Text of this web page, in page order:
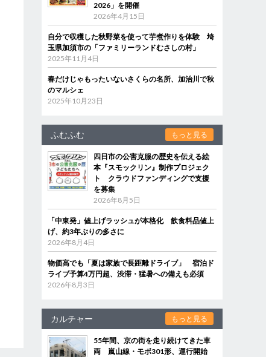
2026」を開催
2026年4月15日
自分で収穫した秋野菜を使って芋煮作りを体験 埼
玉県加須市の「ファミリーランドむさしの村」
2025年11月4日
春だけじゃもったいないさくらの名所、加治川で秋
のマルシェ
2025年10月23日
ふむふむ もっと見る
四日市の公害克服の歴史を伝える絵
本『スモックリン』制作プロジェク
ト クラウドファンディングで支援
を募集
2026年8月5日
「中東発」値上げラッシュが本格化 飲食料品値上
げ、約3年ぶりの多さに
2026年8月4日
物価高でも「夏は家族で長距離ドライブ」 宿泊ド
ライブ予算4万円超、渋滞・猛暑への備えも必須
2026年8月3日
カルチャー もっと見る
55年間、京の街を走り続けてきた車
両 嵐山線・モボ301形、運行開始